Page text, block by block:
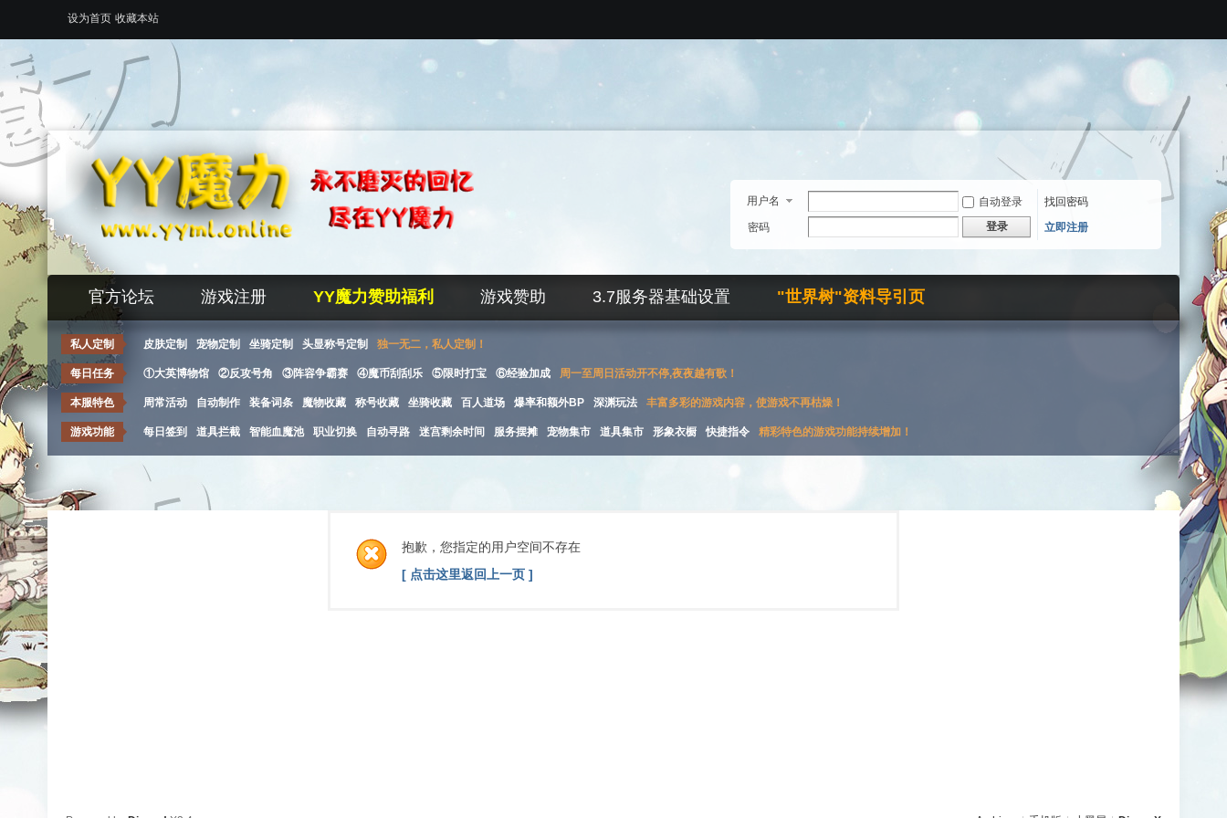
设为首页 收藏本站
用户名 自动登录
找回密码
密码
登录 立即注册
官方论坛 游戏注册 YY魔力赞助福利 游戏赞助 3.7服务器基础设置 "世界树"资料导引页
私人定制 皮肤定制 宠物定制 坐骑定制 头显称号定制 独一无二，私人定制！
每日任务 ①大英博物馆 ②反攻号角 ③阵容争霸赛 ④魔币刮刮乐 ⑤限时打宝 ⑥经验加成 周一至周日活动开不停,夜夜越有歌！
本服特色 周常活动 自动制作 装备词条 魔物收藏 称号收藏 坐骑收藏 百人道场 爆率和额外BP 深渊玩法 丰富多彩的游戏内容，使游戏不再枯燥！
游戏功能 每日签到 道具拦截 智能血魔池 职业切换 自动寻路 迷宫剩余时间 服务摆摊 宠物集市 道具集市 形象衣橱 快捷指令 精彩特色的游戏功能持续增加！
抱歉，您指定的用户空间不存在
[ 点击这里返回上一页 ]